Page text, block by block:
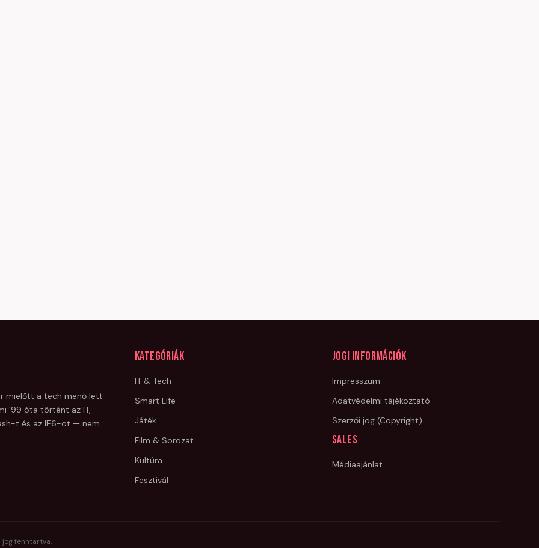
mielőtt a tech menő lett
'99 óta történt az IT,
t és az IE6-ot — nem
Kategóriák
IT & Tech
Smart Life
Játék
Film & Sorozat
Kultúra
Fesztivál
Jogi információk
Impresszum
Adatvédelmi tájékoztató
Szerzői jog (Copyright)
Sales
Médiaajánlat
jog fenntartva.